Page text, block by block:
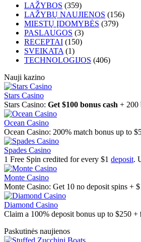
LAŽYBOS (359)
LAŽYBŲ NAUJIENOS (156)
MIESTŲ ĮDOMYBĖS (379)
PASLAUGOS (3)
RECEPTAI (150)
SVEIKATA (1)
TECHNOLOGIJOS (406)
Nauji kazino
Stars Casino
Stars Casino: Get $100 bonus cash + 200
Ocean Casino
Ocean Casino: 200% match bonus up to
Spades Casino
1 Free Spin credited for every $1 deposit.
Monte Casino
Monte Casino: Get 10 no deposit spins +
Diamond Casino
Claim a 100% deposit bonus up to $250 +
Paskutinės naujienos